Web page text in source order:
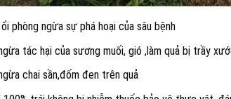
phòng ngừa sự phá hoại của sâu bệnh
tác hại của sương muối, gió ,làm quả bị trầy
chai sần,đốm đen trên quả